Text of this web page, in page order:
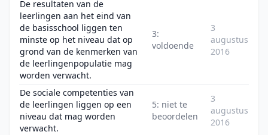
De resultaten van de
leerlingen aan het eind van
de basisschool liggen ten
minste op het niveau dat op
grond van de kenmerken van
de leerlingenpopulatie mag
worden verwacht.
3:
voldoende
3
augustus
2016
De sociale competenties van
de leerlingen liggen op een
niveau dat mag worden
verwacht.
5: niet te
beoordelen
3
augustus
2016